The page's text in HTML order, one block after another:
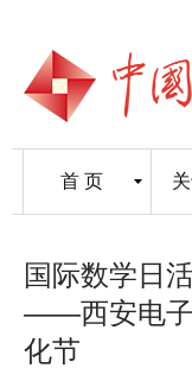
首 页
国际数学日
——西安电子
化节